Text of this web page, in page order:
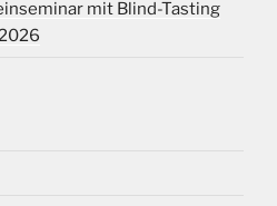
mit Blind-Tasting